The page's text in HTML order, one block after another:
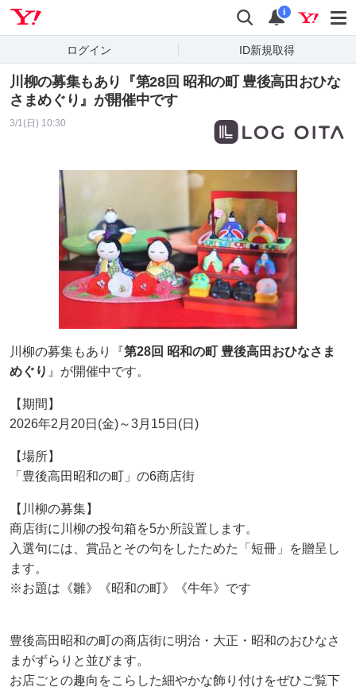
検索 通知
i
ログイン ID新規取得
川柳の募集もあり『第28回 昭和の町 豊後高田おひな
さまめぐり』が開催中です
3/1(日) 10:30
川柳の募集もあり『第28回 昭和の町 豊後高田おひなさま
めぐり 』が開催中です。
【期間】
2026年2月20日(金)～3月15日(日)
【場所】
「豊後高田昭和の町」の6商店街
【川柳の募集】
商店街に川柳の投句箱を5か所設置します。
入選句には、賞品とその句をしたためた「短冊」を贈呈し
ます。
※お題は《雛》《昭和の町》《牛年》です
豊後高田昭和の町の商店街に明治・大正・昭和のおひなさ
まがずらりと並びます。
お店ごとの趣向をこらした細やかな飾り付けをぜひご覧下